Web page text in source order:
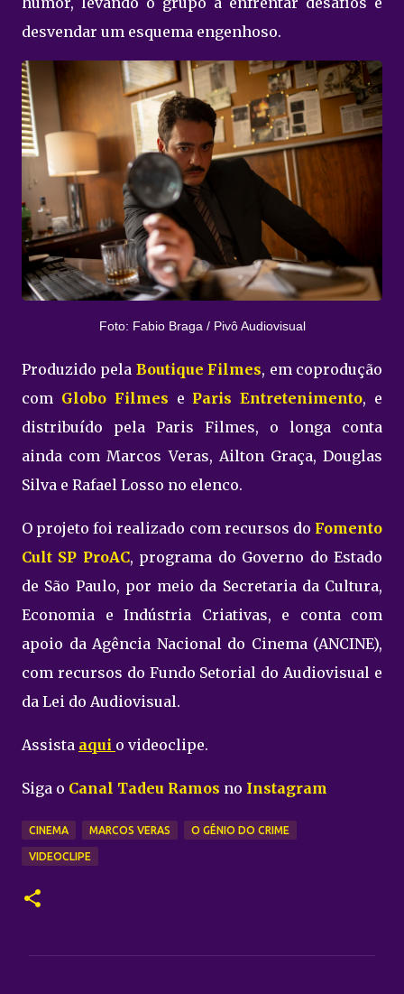
desvendar um esquema engenhoso.
Foto: Fabio Braga / Pivô Audiovisual
Produzido pela Boutique Filmes, em coprodução
com Globo Filmes e Paris Entretenimento, e
distribuído pela Paris Filmes, o longa conta
ainda com Marcos Veras, Ailton Graça, Douglas
Silva e Rafael Losso no elenco.
O projeto foi realizado com recursos do Fomento
Cult SP ProAC, programa do Governo do Estado
de São Paulo, por meio da Secretaria da Cultura,
Economia e Indústria Criativas, e conta com
apoio da Agência Nacional do Cinema (ANCINE),
com recursos do Fundo Setorial do Audiovisual e
da Lei do Audiovisual.
Assista aqui o videoclipe.
Siga o Canal Tadeu Ramos no Instagram
CINEMA MARCOS VERAS O GÊNIO DO CRIME
VIDEOCLIPE